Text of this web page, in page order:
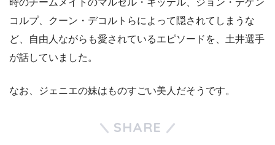
コルプ、クーン・デコルトらによって隠されてしまうな
ど、自由人ながらも愛されているエピソードを、土井選手
が話していました。
なお、ジェニエの妹はものすごい美人だそうです。
SHARE